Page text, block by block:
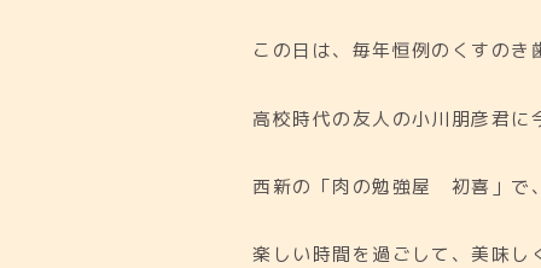
この日は、毎年恒例のくすの
高校時代の友人の小川朋彦君
西新の「肉の勉強屋 初喜」で
楽しい時間を過ごして、美味し